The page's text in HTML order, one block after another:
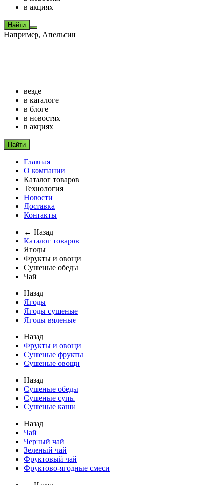
в акциях
Найти
Например, Апельсин
везде
в каталоге
в блоге
в новостях
в акциях
Найти
Главная
О компании
Каталог товаров
Технология
Новости
Доставка
Контакты
← Назад
Каталог товаров
Ягоды
Фрукты и овощи
Сушеные обеды
Чай
Назад
Ягоды
Ягоды сушеные
Ягоды вяленые
Назад
Фрукты и овощи
Сушеные фрукты
Сушеные овощи
Назад
Сушеные обеды
Сушеные супы
Сушеные каши
Назад
Чай
Черный чай
Зеленый чай
Фруктовый чай
Фруктово-ягодные смеси